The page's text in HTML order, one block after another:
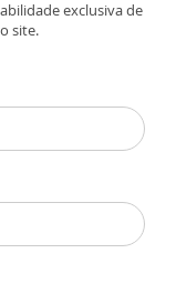
exclusiva de
site.